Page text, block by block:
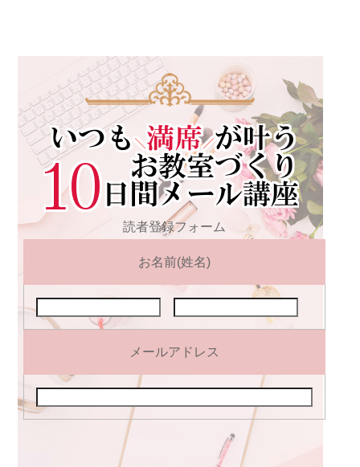
読者登録フォーム
お名前(姓名)
メールアドレス